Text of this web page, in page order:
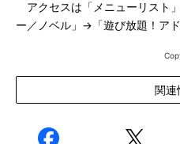
アクセスは「メニューリスト
ー／ノベル」→「遊び放題！アド
関連